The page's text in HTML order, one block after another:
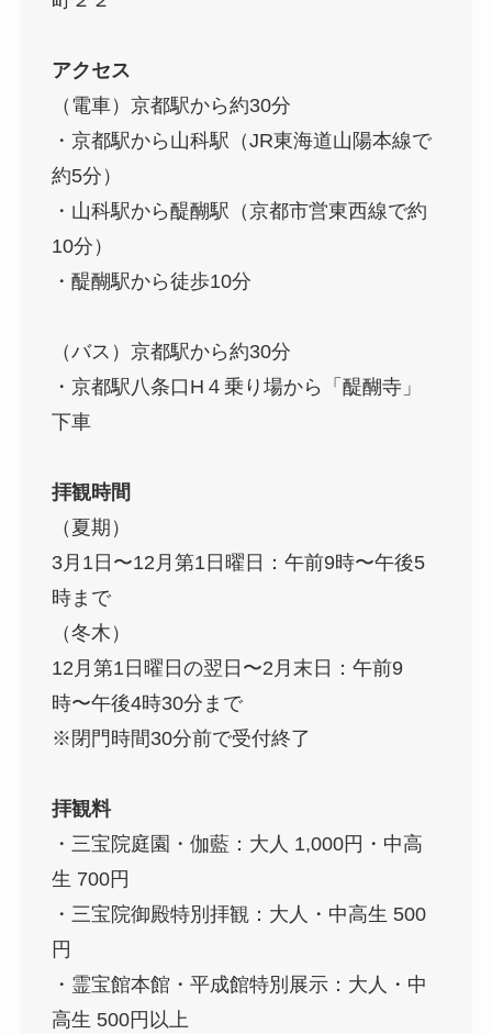
アクセス
（電車）京都駅から約30分
・京都駅から山科駅（JR東海道山陽本線で
約5分）
・山科駅から醍醐駅（京都市営東西線で約
10分）
・醍醐駅から徒歩10分
（バス）京都駅から約30分
・京都駅八条口H４乗り場から「醍醐寺」
下車
拝観時間
（夏期）
3月1日〜12月第1日曜日：午前9時〜午後5
時まで
（冬木）
12月第1日曜日の翌日〜2月末日：午前9
時〜午後4時30分まで
※閉門時間30分前で受付終了
拝観料
・三宝院庭園・伽藍：大人 1,000円・中高
生 700円
・三宝院御殿特別拝観：大人・中高生 500
円
・霊宝館本館・平成館特別展示：大人・中
高生 500円以上